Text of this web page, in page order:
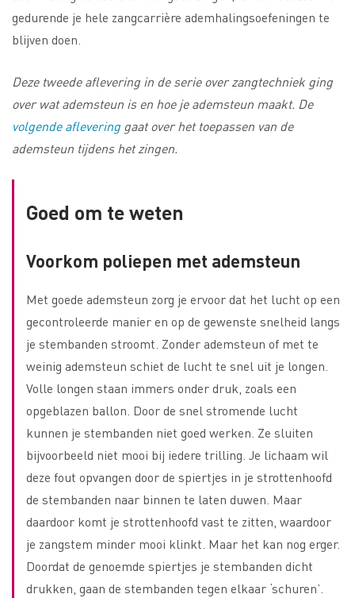
gedurende je hele zangcarrière ademhalingsoefeningen te
blijven doen.
Deze tweede aflevering in de serie over zangtechniek ging
over wat ademsteun is en hoe je ademsteun maakt. De
volgende afleveringgaat over het toepassen van de
ademsteun tijdens het zingen.
Goed om te weten
Voorkom poliepen met ademsteun
Met goede ademsteun zorg je ervoor dat het lucht op een
gecontroleerde manier en op de gewenste snelheid langs
je stembanden stroomt. Zonder ademsteun of met te
weinig ademsteun schiet de lucht te snel uit je longen.
Volle longen staan immers onder druk, zoals een
opgeblazen ballon. Door de snel stromende lucht
kunnen je stembanden niet goed werken. Ze sluiten
bijvoorbeeld niet mooi bij iedere trilling. Je lichaam wil
deze fout opvangen door de spiertjes in je strottenhoofd
de stembanden naar binnen te laten duwen. Maar
daardoor komt je strottenhoofd vast te zitten, waardoor
je zangstem minder mooi klinkt. Maar het kan nog erger.
Doordat de genoemde spiertjes je stembanden dicht
drukken, gaan de stembanden tegen elkaar ‘schuren’.